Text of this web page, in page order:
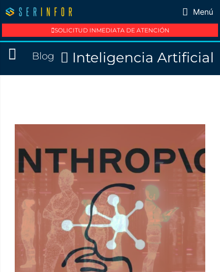
Menú
SOLICITUD INMEDIATA DE ATENCIÓN
Blog Inteligencia Artificial